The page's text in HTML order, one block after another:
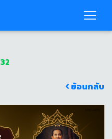
32
ย้อนกลับ